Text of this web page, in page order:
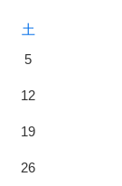
土
5
12
19
26